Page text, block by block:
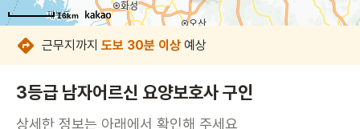
16km
16km
16km
16km
16km
16km
16km
16km
근무지까지 도보 30분 이상 예상
3등급 남자어르신 요양보호사 구인
상세한 정보는 아래에서 확인해 주세요